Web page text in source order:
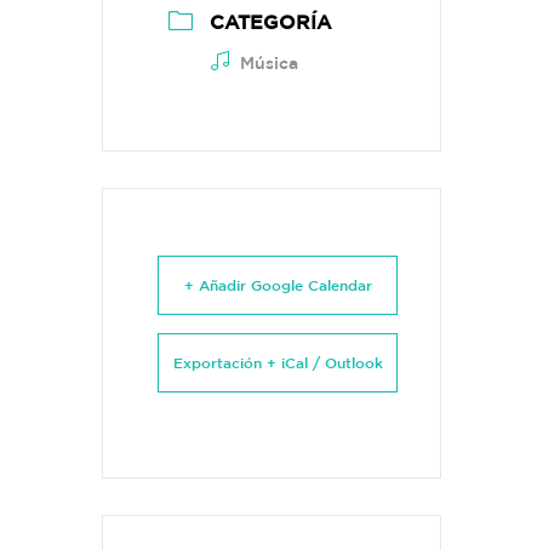
CATEGORÍA
Música
+ Añadir Google Calendar
Exportación + iCal / Outlook